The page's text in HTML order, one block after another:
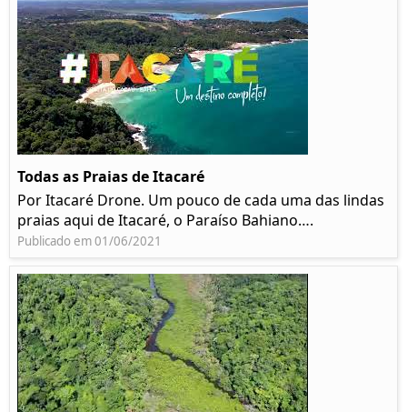
Todas as Praias de Itacaré
Por Itacaré Drone. Um pouco de cada uma das lindas
praias aqui de Itacaré, o Paraíso Bahiano….
Publicado em 01/06/2021